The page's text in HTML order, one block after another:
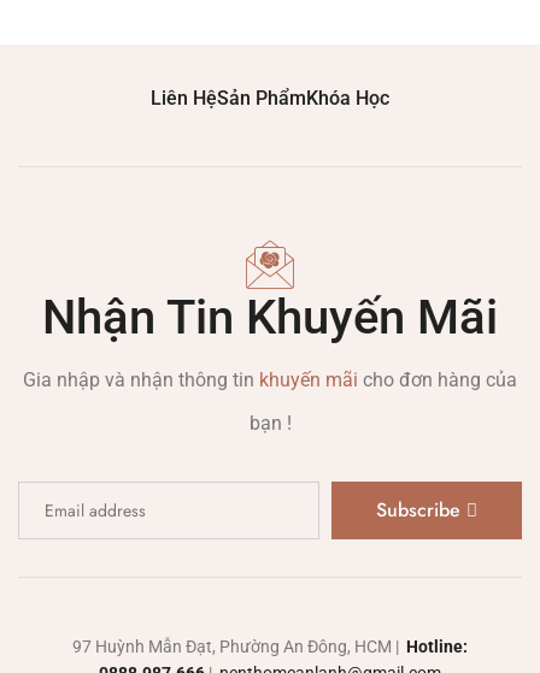
Liên HệSản PhẩmKhóa Học
Nhận Tin Khuyến Mãi
Gia nhập và nhận thông tin khuyến mãi cho đơn hàng của
bạn !
Subscribe
97 Huỳnh Mẫn Đạt, Phường An Đông, HCM | Hotline: